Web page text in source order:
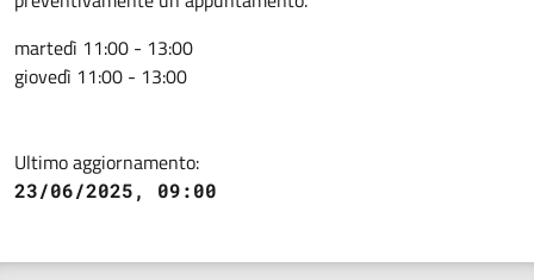
martedì 11:00 - 13:00
giovedì 11:00 - 13:00
Ultimo aggiornamento:
23/06/2025, 09:00